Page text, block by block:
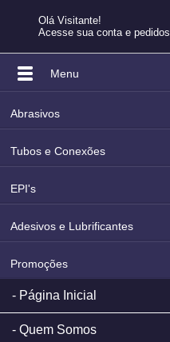
Olá Visitante!
Acesse sua conta e pedidos
Menu
Abrasivos
Tubos e Conexões
EPI's
Adesivos e Lubrificantes
Promoções
Página Inicial
Quem Somos